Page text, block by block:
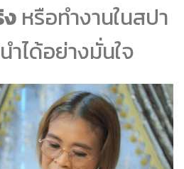
หรือทำงานในสปา
ได้อย่างมั่นใจ